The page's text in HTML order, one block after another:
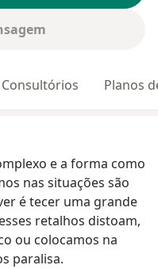
Consultórios Planos
e a forma como
nas situações são
é tecer uma grande
retalhos distoam,
ou colocamos na
paralisa.